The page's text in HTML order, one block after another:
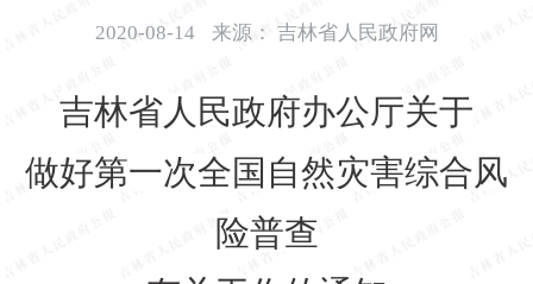
2020-08-14 来源： 吉林省人民政府网
吉林省人民政府办公厅关于
做好第一次全国自然灾害综合风
险普查